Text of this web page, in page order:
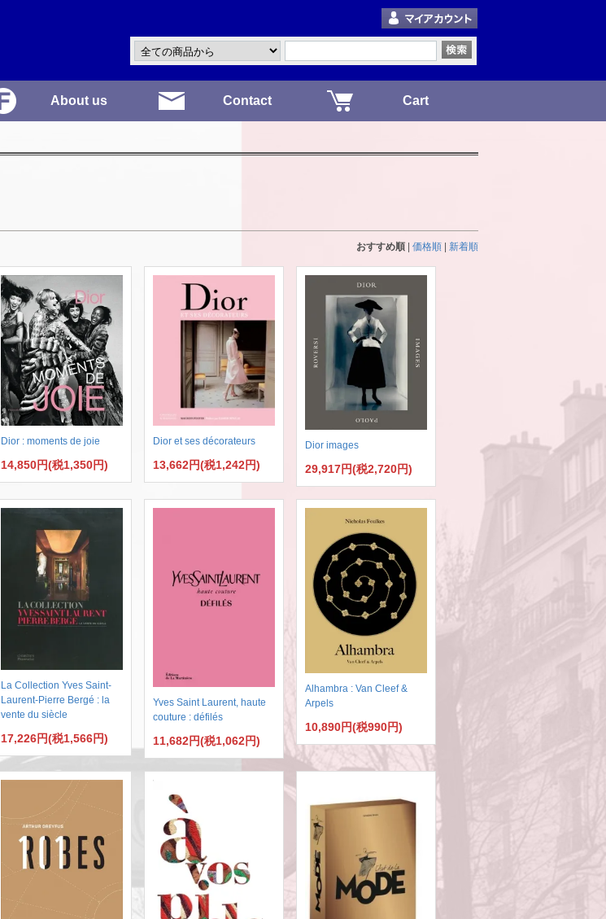
About us Contact Cart
おすすめ順 価格順 新着順
Dior : moments de joie
14,850円(税1,350円)
Dior et ses décorateurs
13,662円(税1,242円)
Dior images
29,917円(税2,720円)
La Collection Yves Saint-
Laurent-Pierre Bergé : la
vente du siècle
17,226円(税1,566円)
Yves Saint Laurent, haute
couture : défilés
11,682円(税1,062円)
Alhambra : Van Cleef &
Arpels
10,890円(税990円)